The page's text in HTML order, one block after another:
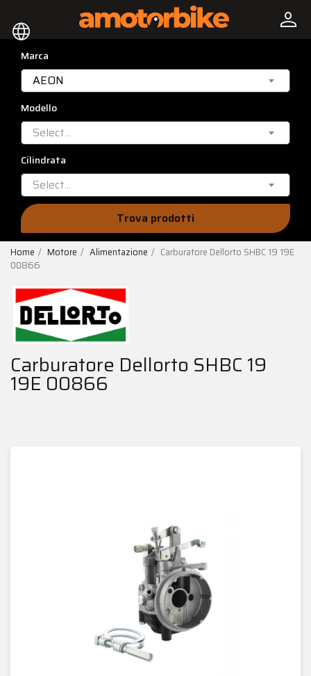
language person
Marca
AEON
Modello
Select...
Cilindrata
Select...
Trova prodotti
Home Motore Alimentazione
Carburatore Dellorto SHBC 19 19E
00866
Carburatore Dellorto SHBC 19
19E 00866